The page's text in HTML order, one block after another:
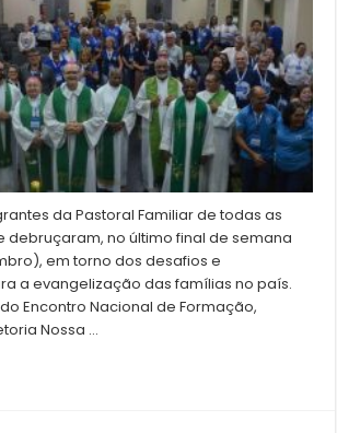
da Pastoral Familiar de todas as
debruçaram, no último final de semana
em torno dos desafios e
a evangelização das famílias no país.
Encontro Nacional de Formação,
Nossa …